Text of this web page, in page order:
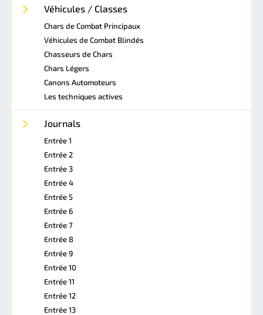
Véhicules / Classes
Chars de Combat Principaux
Véhicules de Combat Blindés
Chasseurs de Chars
Chars Légers
Canons Automoteurs
Les techniques actives
Journals
Entrée 1
Entrée 2
Entrée 3
Entrée 4
Entrée 5
Entrée 6
Entrée 7
Entrée 8
Entrée 9
Entrée 10
Entrée 11
Entrée 12
Entrée 13